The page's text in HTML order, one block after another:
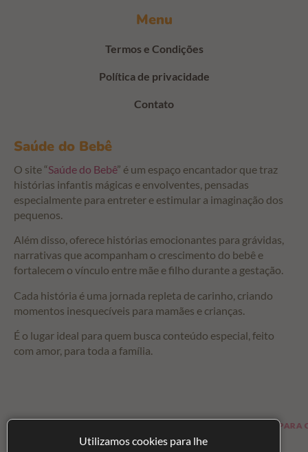
Saúde do Bebê
O site “Saúde do Bebê” é um espaço encantador que traz
histórias infantis mágicas e envolventes, pensadas
especialmente para entreter e estimular a imaginação dos
pequenos.
Além disso, oferece histórias emocionantes para grávidas,
narrativas que acompanham o crescimento do bebê e
fortalecem o vínculo entre mãe e filho durante a gestação.
Cada história é uma jornada repleta de carinho, criando
momentos inesquecíveis para mamães e crianças.
É o lugar ideal para quem busca conteúdo especial, feito
com amor, para toda a família.
Menu
Termos e Condições
Política de privacidade
Contato
E ARTIGOS PARA OS BEBÊS LOJA PARA
Utilizamos cookies para lhe